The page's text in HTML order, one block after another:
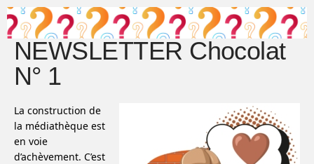
NEWSLETTER Chocolat
N° 1
La construction de
la médiathèque est
en voie
d’achèvement. C’est